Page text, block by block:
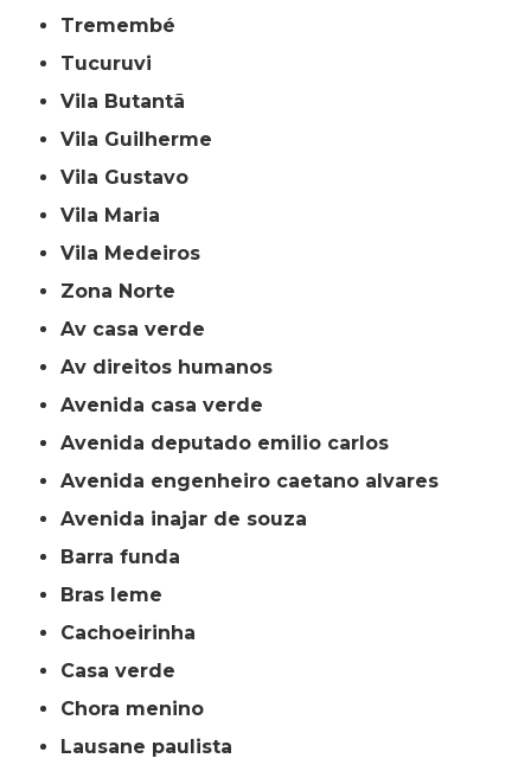
Tremembé
Tucuruvi
Vila Butantã
Vila Guilherme
Vila Gustavo
Vila Maria
Vila Medeiros
Zona Norte
av casa verde
av direitos humanos
avenida casa verde
avenida deputado emilio carlos
avenida engenheiro caetano alvares
avenida inajar de souza
barra funda
bras leme
cachoeirinha
casa verde
chora menino
lausane paulista